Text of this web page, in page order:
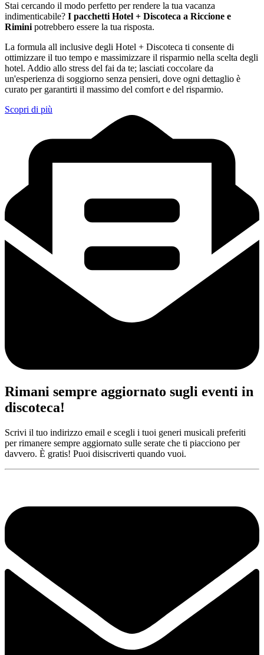
Stai cercando il modo perfetto per rendere la tua vacanza
indimenticabile? I pacchetti Hotel + Discoteca a Riccione e
Rimini potrebbero essere la tua risposta.
La formula all inclusive degli Hotel + Discoteca ti consente di
ottimizzare il tuo tempo e massimizzare il risparmio nella scelta degli
hotel. Addio allo stress del fai da te; lasciati coccolare da
un'esperienza di soggiorno senza pensieri, dove ogni dettaglio è
curato per garantirti il massimo del comfort e del risparmio.
Scopri di più
Rimani sempre aggiornato sugli eventi in
discoteca!
Scrivi il tuo indirizzo email e scegli i tuoi generi musicali preferiti
per rimanere sempre aggiornato sulle serate che ti piacciono per
davvero. È gratis! Puoi disiscriverti quando vuoi.